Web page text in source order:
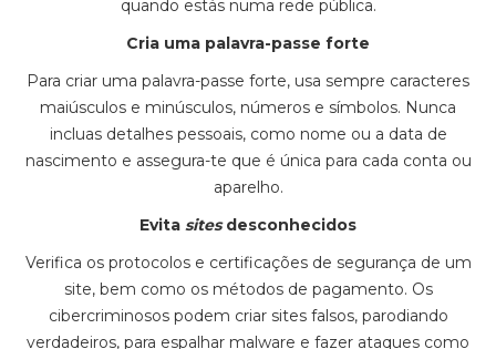
quando estás numa rede pública.
Cria uma palavra-passe forte
Para criar uma palavra-passe forte, usa sempre caracteres
maiúsculos e minúsculos, números e símbolos. Nunca
incluas detalhes pessoais, como nome ou a data de
nascimento e assegura-te que é única para cada conta ou
aparelho.
Evita sitesdesconhecidos
Verifica os protocolos e certificações de segurança de um
site, bem como os métodos de pagamento. Os
cibercriminosos podem criar sites falsos, parodiando
verdadeiros, para espalhar malware e fazer ataques como